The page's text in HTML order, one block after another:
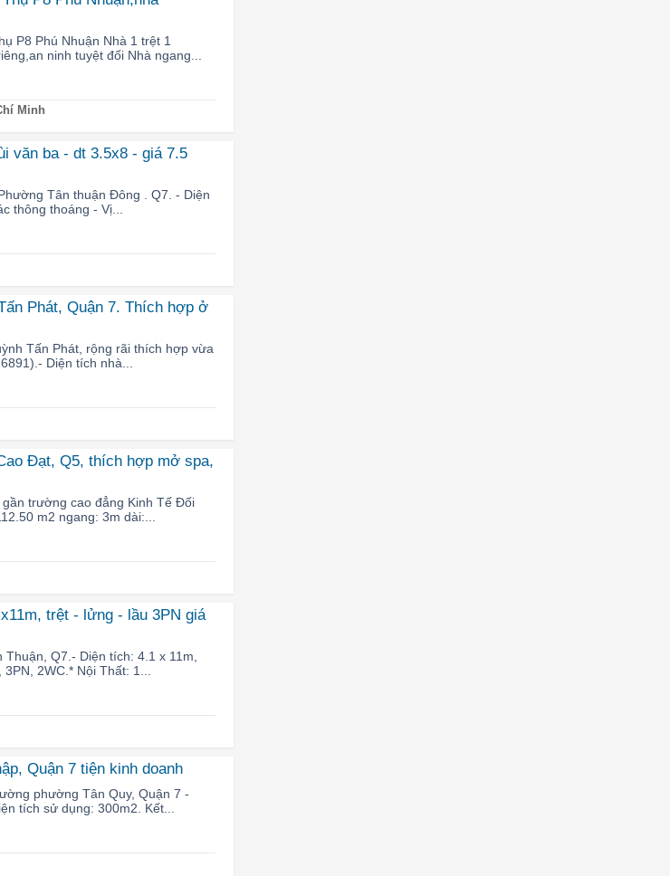
P8 Phú Nhuận Nhà 1 trệt 1
ninh tuyệt đối Nhà ngang...
Minh
văn ba - dt 3.5x8 - giá 7.5
Tân thuận Đông . Q7. - Diện
thông thoáng - Vị...
Phát, Quận 7. Thích hợp ở
Tấn Phát, rộng rãi thích hợp vừa
Diện tích nhà...
Đạt, Q5, thích hợp mở spa,
trường cao đẳng Kinh Tế Đối
m2 ngang: 3m dài:...
trệt - lửng - lầu 3PN giá
Q7.- Diện tích: 4.1 x 11m,
2WC.* Nội Thất: 1...
Quận 7 tiện kinh doanh
phường Tân Quy, Quận 7 -
tích sử dụng: 300m2. Kết...